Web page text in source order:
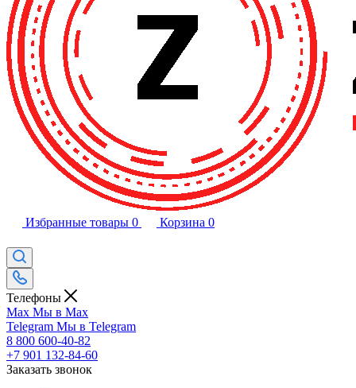
Избранные товары 0 Корзина 0
Телефоны
Max Мы в Max
Telegram Мы в Telegram
8 800 600-40-82
+7 901 132-84-60
Заказать звонок